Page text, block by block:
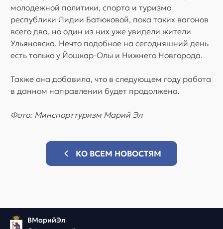
молодежной политики, спорта и туризма
республики Лидии Батюковой, пока таких вагонов
всего два, но один из них уже увидели жители
Ульяновска. Нечто подобное на сегодняшний день
есть только у Йошкар-Олы и Нижнего Новгорода.
Также она добавила, что в следующем году работа
в данном направлении будет продолжена.
Фото: Минспорттуризм Марий Эл
КО ВСЕМ НОВОСТЯМ
ВМарийЭл